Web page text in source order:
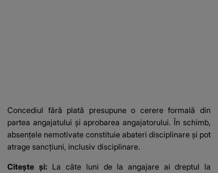
Concediul fără plată presupune o cerere formală din
partea angajatului și aprobarea angajatorului. În schimb,
absențele nemotivate constituie abateri disciplinare și pot
atrage sancțiuni, inclusiv disciplinare.
Citește și: La câte luni de la angajare ai dreptul la